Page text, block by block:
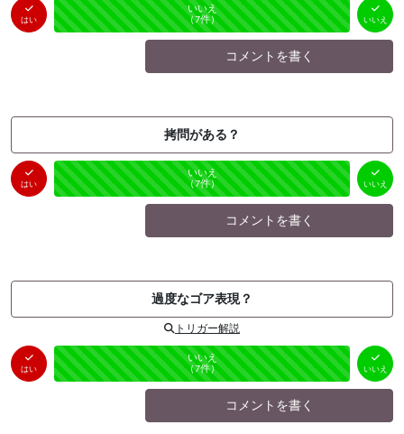
はい
はい
（0件）
未投票
いいえ
（7件） いいえ
コメントを書く
拷問がある？
はい
はい
（0件）
未投票
いいえ
（7件） いいえ
コメントを書く
過度なゴア表現？
トリガー解説
はい
はい
（0件）
未投票
いいえ
（7件） いいえ
コメントを書く